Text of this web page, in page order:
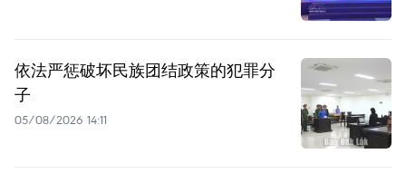
依法严惩破坏民族团结政策的犯罪分
子
05/08/2026 14:11